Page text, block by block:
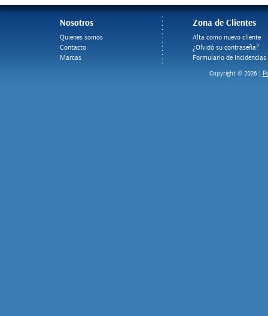
Nosotros
Quienes somos
Contacto
Marcas
Zona de Clientes
Alta como nuevo cliente
¿Olvidó su contraseña?
Formulario de Incidencias
Copyright © 2026 |